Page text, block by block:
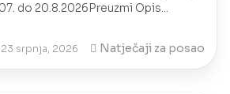
do 20.8.2026Preuzmi Opis...
23 srpnja, 2026 Natječaji za posao